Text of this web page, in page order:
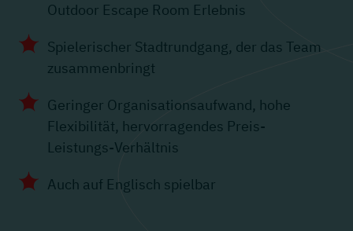
Outdoor Escape Room Erlebnis
Spielerischer Stadtrundgang, der das Team
zusammenbringt
Geringer Organisationsaufwand, hohe
Flexibilität, hervorragendes Preis-
Leistungs-Verhältnis
Auch auf Englisch spielbar